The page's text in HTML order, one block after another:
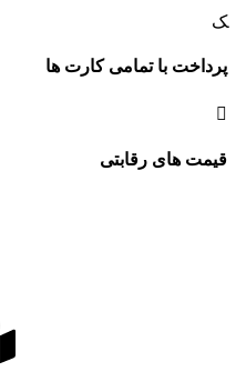
پرداخت با تمامی کارت ها
قیمت های رقابتی